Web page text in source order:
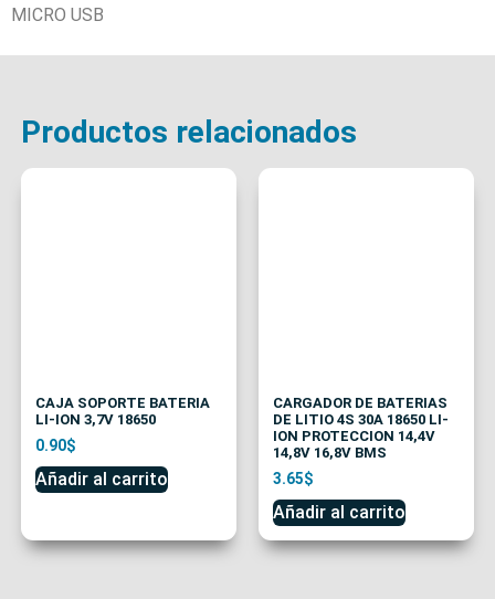
MICRO USB
Productos relacionados
CAJA SOPORTE BATERIA
LI-ION 3,7V 18650
0.90$
Añadir al carrito
CARGADOR DE BATERIAS
DE LITIO 4S 30A 18650 LI-
ION PROTECCION 14,4V
14,8V 16,8V BMS
3.65$
Añadir al carrito